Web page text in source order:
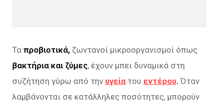
Τα προβιοτικά, ζωντανοί μικροοργανισμοί όπως
βακτήρια και ζύμες, έχουν μπει δυναμικά στη
συζήτηση γύρω από την υγεία του εντέρου. Όταν
λαμβάνονται σε κατάλληλες ποσότητες, μπορούν